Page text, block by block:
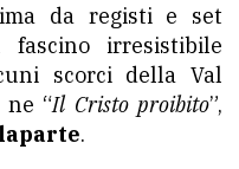
da registi e set
irresistibile
scorci della Val
ne “Il Cristo proibito”,
.